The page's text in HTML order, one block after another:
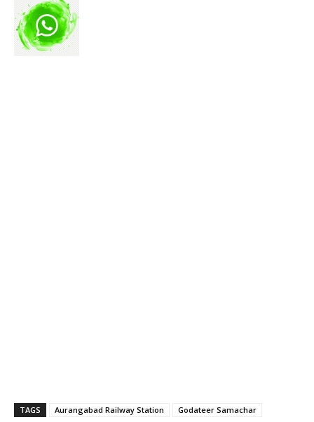
TAGS Aurangabad Railway Station
Godateer Samachar